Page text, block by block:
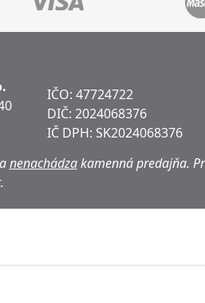
IČO: 47724722
DIČ: 2024068376
IČ DPH: SK2024068376
nenachádzakamenná predajňa.